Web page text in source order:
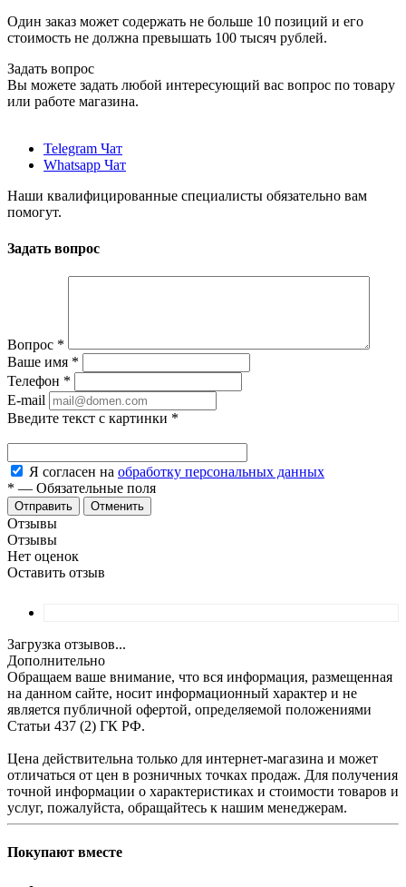
Один заказ может содержать не больше 10 позиций и его
стоимость не должна превышать 100 тысяч рублей.
Задать вопрос
Вы можете задать любой интересующий вас вопрос по товару
или работе магазина.
Telegram Чат
Whatsapp Чат
Наши квалифицированные специалисты обязательно вам
помогут.
Задать вопрос
Вопрос *
Ваше имя *
Телефон *
E-mail
Введите текст с картинки *
Я согласен на обработку персональных данных
* — Обязательные поля
Отменить
Отзывы
Отзывы
Нет оценок
Оставить отзыв
Загрузка отзывов...
Дополнительно
Обращаем ваше внимание, что вся информация, размещенная
на данном сайте, носит информационный характер и не
является публичной офертой, определяемой положениями
Статьи 437 (2) ГК РФ.
Цена действительна только для интернет-магазина и может
отличаться от цен в розничных точках продаж. Для получения
точной информации о характеристиках и стоимости товаров и
услуг, пожалуйста, обращайтесь к нашим менеджерам.
Покупают вместе